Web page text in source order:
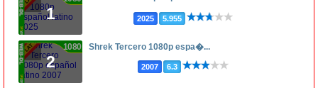
1 2025 5.955
2
1080p Shrek Tercero 1080p espa�...
2007 6.3